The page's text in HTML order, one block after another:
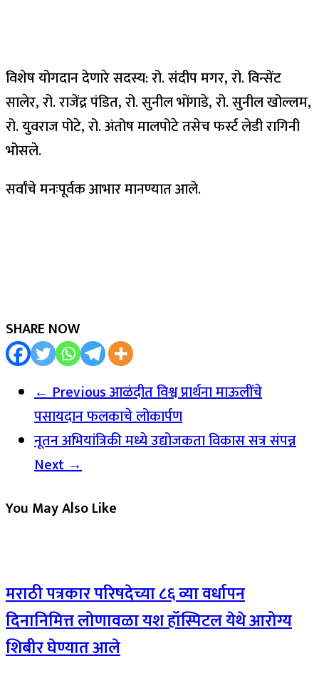
विशेष योगदान देणारे सदस्य: रो. संदीप मगर, रो. विन्सेंट
सालेर, रो. राजेंद्र पंडित, रो. सुनील भोंगाडे, रो. सुनील खोल्लम,
रो. युवराज पोटे, रो. अंतोष मालपोटे तसेच फर्स्ट लेडी रागिनी
भोसले.
सर्वांचे मनःपूर्वक आभार मानण्यात आले.
SHARE NOW
← Previousआळंदीत विश्व प्रार्थना माऊलींचे
पसायदान फलकाचे लोकार्पण
नूतन अभियांत्रिकी मध्ये उद्योजकता विकास सत्र संपन्न
Next →
You May Also Like
मराठी पत्रकार परिषदेच्या ८६ व्या वर्धापन
दिनानिमित्त लोणावळा यश हॉस्पिटल येथे आरोग्य
शिबीर घेण्यात आले